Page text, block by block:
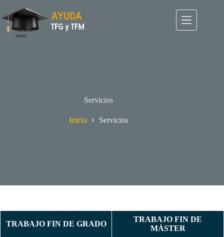
contenido
Servicios
Inicio Servicios
TRABAJO FIN DE GRADO
TRABAJO FIN DE
MÁSTER